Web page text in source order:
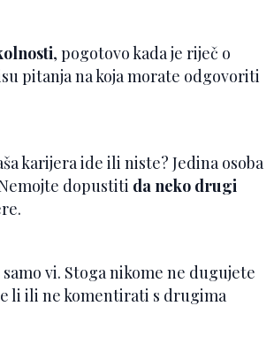
, pogotovo kada je riječ o
pitanja na koja morate odgovoriti
karijera ide ili niste? Jedina osoba
dopustiti da neko drugi
vi. Stoga nikome ne dugujete
li ili ne komentirati s drugima